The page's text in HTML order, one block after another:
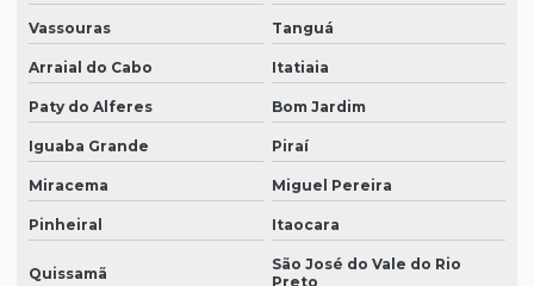
Vassouras Tanguá
Arraial do Cabo Itatiaia
Paty do Alferes Bom Jardim
Iguaba Grande Piraí
Miracema Miguel Pereira
Pinheiral Itaocara
Quissamã
São José do Vale do Rio
Preto